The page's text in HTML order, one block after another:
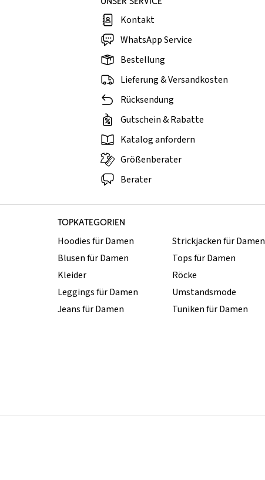
Kontakt
WhatsApp Service
Bestellung
Lieferung & Versandkosten
Rücksendung
Gutschein & Rabatte
Katalog anfordern
Größenberater
Berater
TOPKATEGORIEN
Hoodies für Damen
Blusen für Damen
Kleider
Leggings für Damen
Jeans für Damen
Strickjacken für Damen
Tops für Damen
Röcke
Umstandsmode
Tuniken für Damen